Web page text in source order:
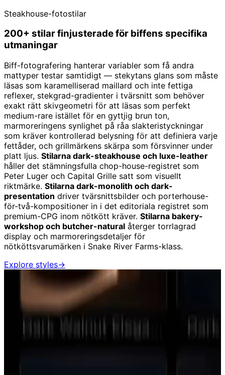
Steakhouse-fotostilar
200+ stilar finjusterade för biffens specifika
utmaningar
Biff-fotografering hanterar variabler som få andra
mattyper testar samtidigt — stekytans glans som måste
läsas som karamelliserad maillard och inte fettiga
reflexer, stekgrad-gradienter i tvärsnitt som behöver
exakt rätt skivgeometri för att läsas som perfekt
medium-rare istället för en gyttjig brun ton,
marmoreringens synlighet på råa slakteristyckningar
som kräver kontrollerad belysning för att definiera varje
fettåder, och grillmärkens skärpa som försvinner under
platt ljus. Stilarna dark-steakhouse och luxe-leather
håller det stämningsfulla chop-house-registret som
Peter Luger och Capital Grille satt som visuellt
riktmärke. Stilarna dark-monolith och dark-
presentation driver tvärsnittsbilder och porterhouse-
för-två-kompositioner in i det editoriala registret som
premium-CPG inom nötkött kräver. Stilarna bakery-
workshop och butcher-natural återger torrlagrad
display och marmoreringsdetaljer för
nötköttsvarumärken i Snake River Farms-klass.
Explore styles→